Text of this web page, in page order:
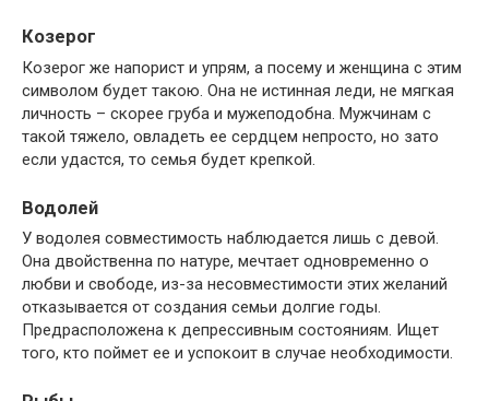
Козерог
Козерог же напорист и упрям, а посему и женщина с этим
символом будет такою. Она не истинная леди, не мягкая
личность – скорее груба и мужеподобна. Мужчинам с
такой тяжело, овладеть ее сердцем непросто, но зато
если удастся, то семья будет крепкой.
Водолей
У водолея совместимость наблюдается лишь с девой.
Она двойственна по натуре, мечтает одновременно о
любви и свободе, из-за несовместимости этих желаний
отказывается от создания семьи долгие годы.
Предрасположена к депрессивным состояниям. Ищет
того, кто поймет ее и успокоит в случае необходимости.